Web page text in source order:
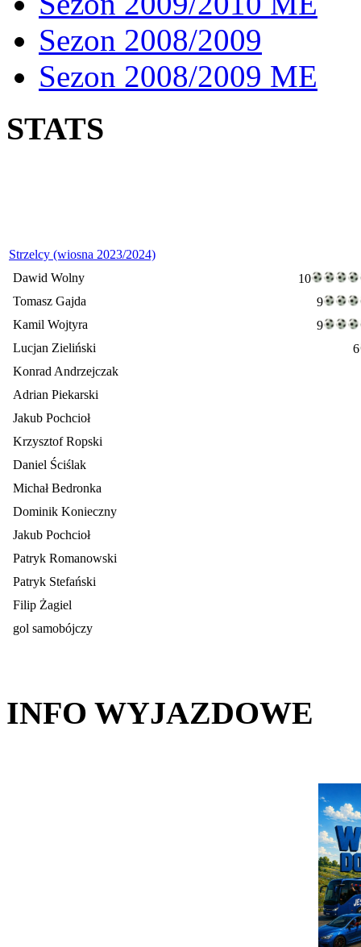
Sezon 2008/2009
Sezon 2008/2009 ME
STATS
Strzelcy (wiosna 2023/2024)
Dawid Wolny
10
Tomasz Gajda
9
Kamil Wojtyra
9
Lucjan Zieliński
6
Konrad Andrzejczak
Adrian Piekarski
Jakub Pochcioł
Krzysztof Ropski
Daniel Ściślak
Michał Bedronka
Dominik Konieczny
Jakub Pochcioł
Patryk Romanowski
Patryk Stefański
Filip Żagiel
gol samobójczy
INFO WYJAZDOWE